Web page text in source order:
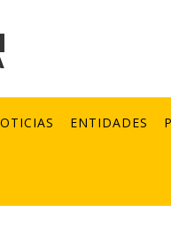
ENTIDADES